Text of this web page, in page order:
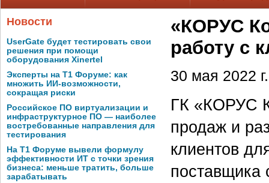
Новости
UserGate будет тестировать свои
решения при помощи
оборудования Xinertel
Эксперты на Т1 Форуме: как
множить ИИ-возможности,
сокращая риски
Российское ПО виртуализации и
инфраструктурное ПО — наиболее
востребованные направления для
тестирования
На Т1 Форуме вывели формулу
эффективности ИТ с точки зрения
бизнеса: меньше тратить, больше
зарабатывать
«КОРУС
работу с
30 мая 2022 г.
ГК «КОРУС
продаж и
клиентов
поставщика